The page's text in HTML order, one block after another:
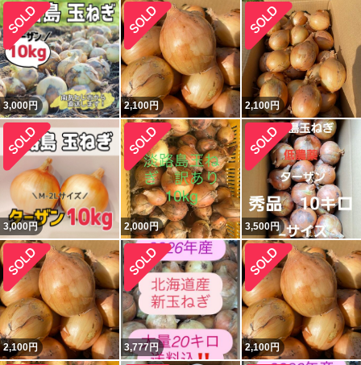
3,000円 2,100円 2,100円
3,000円 2,000円 3,500円
2,100円 3,777円 2,100円